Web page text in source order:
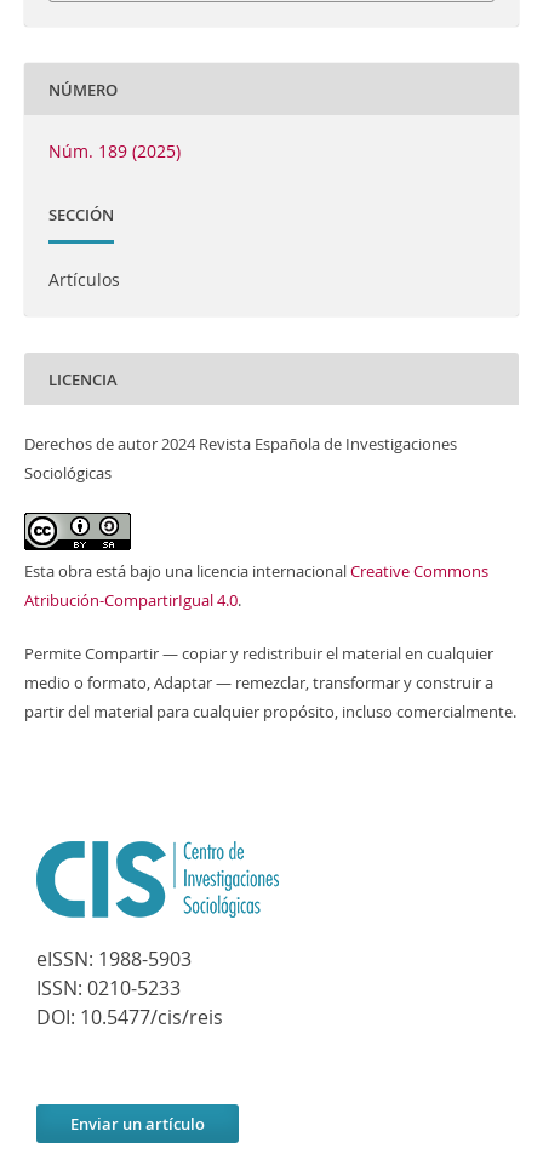
NÚMERO
Núm. 189 (2025)
SECCIÓN
Artículos
LICENCIA
Derechos de autor 2024 Revista Española de Investigaciones
Sociológicas
Esta obra está bajo una licencia internacionalCreative Commons
Atribución-CompartirIgual 4.0.
Permite Compartir — copiar y redistribuir el material en cualquier
medio o formato, Adaptar — remezclar, transformar y construir a
partir del material para cualquier propósito, incluso comercialmente.
eISSN: 1988-5903
ISSN: 0210-5233
DOI: 10.5477/cis/reis
Enviar un artículo